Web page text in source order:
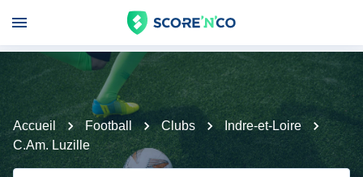
Accueil Football Clubs
Indre-et-Loire
C.Am. Luzille